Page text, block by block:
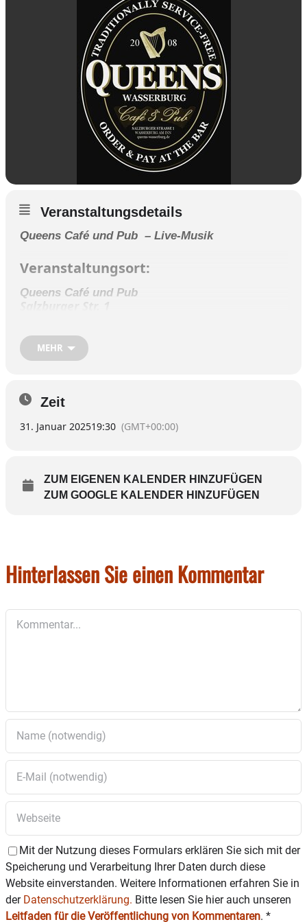
Veranstaltungsdetails
Queens Café und Pub – Live-Musik
Veranstaltungsort:
Queens Café und Pub
Salzburger Str. 1
Telefon: 08071 9227942
E-Mail:info@queens-wasserburg.de
31.01.2025: Mia Zwa
Musikstil: Austropop
08.02.2025:
Anheizholz
Musikstil: Bayerisch Folk
Kognito
Musikstil:
Beginn: 19:30 Uhr
14.03.2025: The
Lairy Fairies
Musikstil: Celtik Folk
Beginn: 20:00 Uhr
MEHR
Zeit
31. Januar 202519:30 (GMT+00:00)
ZUM EIGENEN KALENDER HINZUFÜGEN
ZUM GOOGLE KALENDER HINZUFÜGEN
Hinterlassen Sie einen Kommentar
Mit der Nutzung dieses Formulars erklären Sie sich mit der
Speicherung und Verarbeitung Ihrer Daten durch diese
Website einverstanden. Weitere Informationen erfahren Sie in
der Datenschutzerklärung. Bitte lesen Sie hier auch unseren
Leitfaden für die Veröffentlichung von Kommentaren. *